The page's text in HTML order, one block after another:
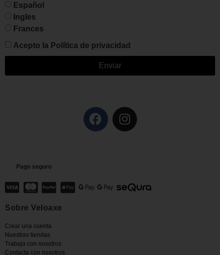
Español
Ingles
Frances
Acepto la Política de privacidad
Enviar
Pago seguro
Sobre Veloaxe
Crear una cuenta
Nuestras tiendas
Trabaja con nosotros
Contacta con nosotros